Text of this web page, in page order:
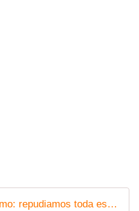
Lof Wuakanilawe Autónomo: repudiamos toda esta violencia ejercida por el estado de Chile y el latifundista Juan Muñoz Canobi